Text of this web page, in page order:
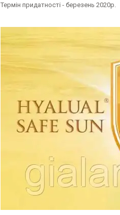
Термін придатності - березень 2020р.